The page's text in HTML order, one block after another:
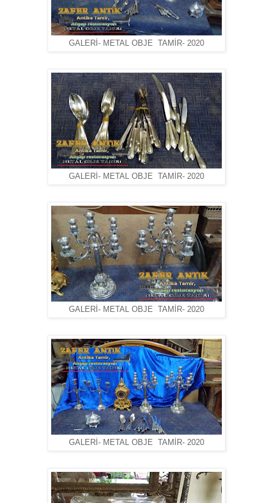
GALERİ- METAL OBJE TAMİR- 2020
GALERİ- METAL OBJE TAMİR- 2020
GALERİ- METAL OBJE TAMİR- 2020
GALERİ- METAL OBJE TAMİR- 2020